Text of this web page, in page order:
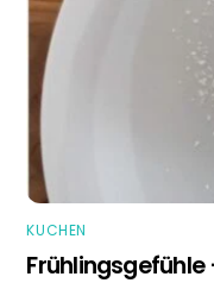
KUCHEN